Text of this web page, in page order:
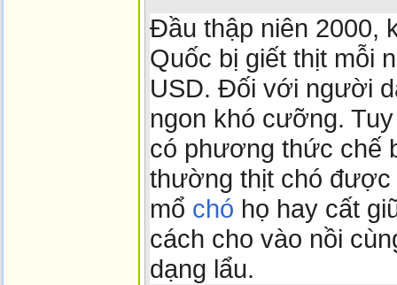
Đầu thập niên 2000,
Quốc bị giết thịt mỗi
USD. Đối với người
ngon khó cưỡng.
có phương thức chế
thường thịt chó được
mổ chó họ hay cất
cách cho vào nồi
dạng lẩu.